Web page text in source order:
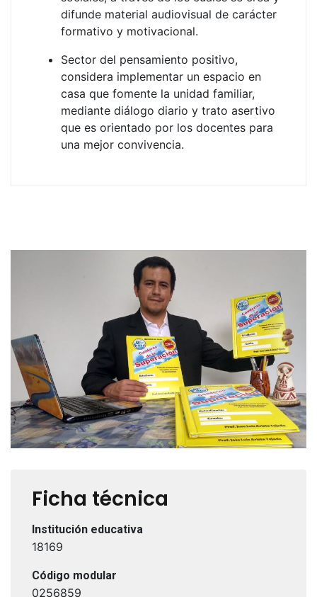
difunde material audiovisual de carácter
formativo y motivacional.
Sector del pensamiento positivo,
considera implementar un espacio en
casa que fomente la unidad familiar,
mediante diálogo diario y trato asertivo
que es orientado por los docentes para
una mejor convivencia.
Ficha técnica
Institución educativa
18169
Código modular
0256859